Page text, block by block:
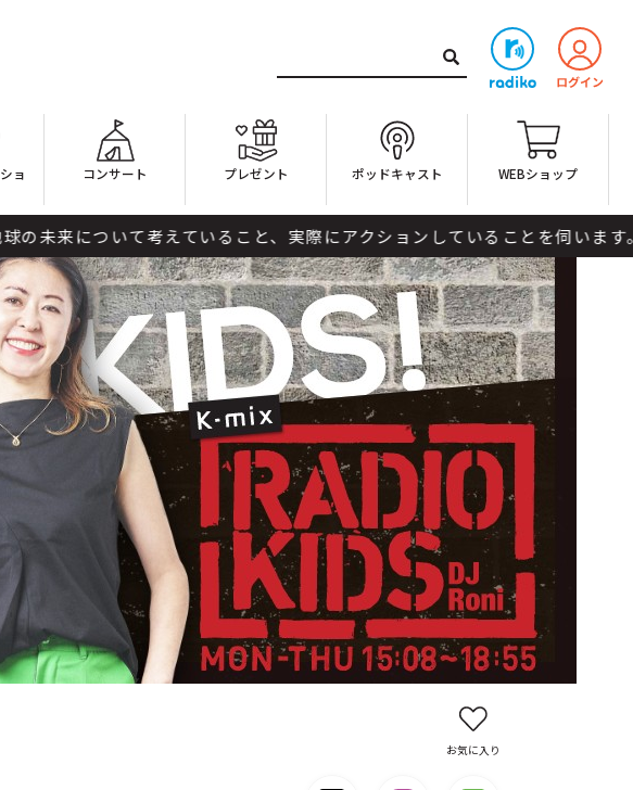
ョ
コンサート プレゼント ポッドキャスト WEBショップ
て考えていること、実際にアクションしていることを伺います。
お気に入り